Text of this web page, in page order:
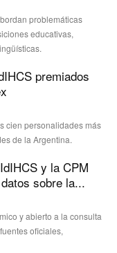
problemáticas
educativas,
premiados
cien personalidades más
de la Argentina.
y la CPM
sobre la...
y abierto a la consulta
oficiales,